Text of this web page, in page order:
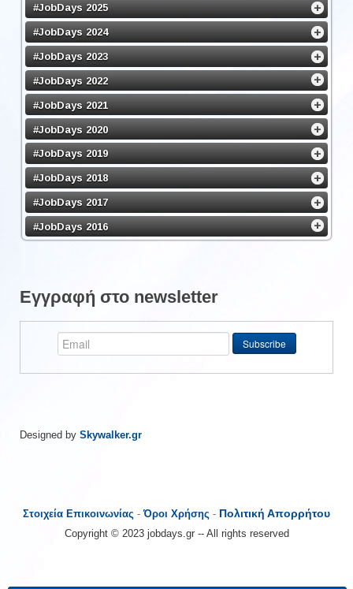
#JobDays 2025
#JobDays 2024
#JobDays 2023
#JobDays 2022
#JobDays 2021
#JobDays 2020
#JobDays 2019
#JobDays 2018
#JobDays 2017
#JobDays 2016
Εγγραφή στο newsletter
Designed by Skywalker.gr
Στοιχεία Επικοινωνίας -Όροι Χρήσης - Πολιτική Απορρήτου
Copyright © 2023 jobdays.gr -- All rights reserved